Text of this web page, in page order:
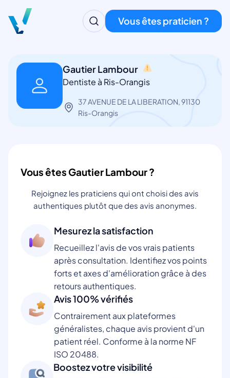
Vous êtes praticien ?
Gautier Lambour
Dentiste à Ris-Orangis
37 AVENUE DE LA LIBERATION, 91130
Ris-Orangis
Vous êtes Gautier Lambour ?
Rejoignez les praticiens qui ont choisi des avis
authentiques plutôt que des avis anonymes.
Mesurez la satisfaction
Recueillez l'avis de vos vrais patients
après consultation. Identifiez vos points
forts et axes d'amélioration grâce à des
retours authentiques.
Avis 100% vérifiés
Contrairement aux plateformes
généralistes, chaque avis provient d'un
patient réel. Conforme à la norme NF
ISO 20488.
Boostez votre visibilité